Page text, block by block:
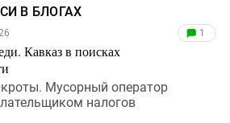
В БЛОГАХ
Кавказ в поисках
1
Мусорный оператор
налогов